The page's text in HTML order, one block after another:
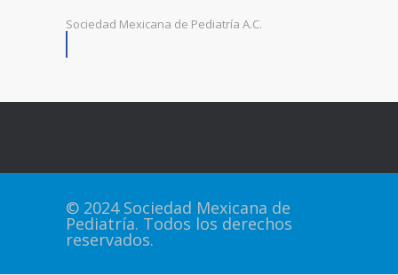
Sociedad Mexicana de Pediatría A.C.
© 2024 Sociedad Mexicana de
Pediatría. Todos los derechos
reservados.